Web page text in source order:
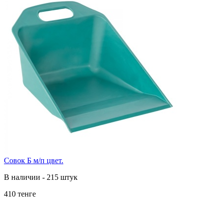
Совок Б м/п цвет.
В наличии - 215 штук
410 тенге